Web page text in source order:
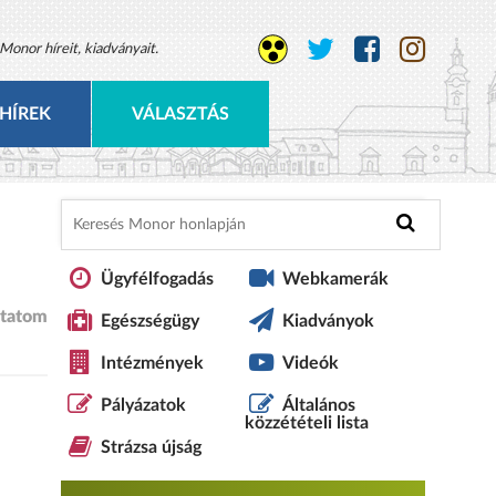
híreit, kiadványait.
VÁLASZTÁS
Ügyfélfogadás
Egészségügy
Intézmények
Pályázatok
Strázsa újság
Webkamerák
Kiadványok
Videók
Általános
közzétételi lista